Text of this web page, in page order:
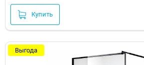
Купить
Выгода